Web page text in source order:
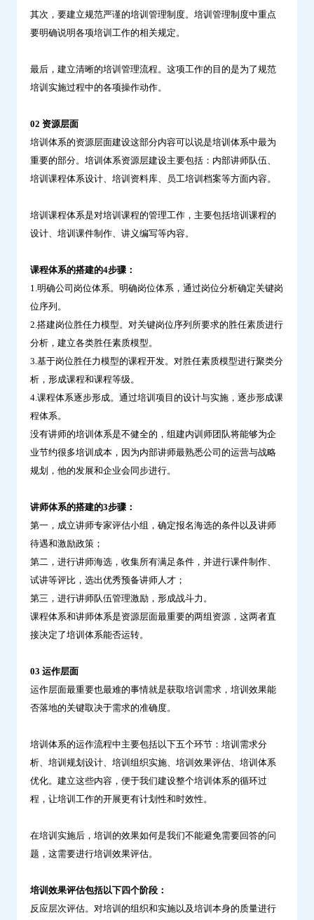
其次，要建立规范严谨的培训管理制度。培训管理制度中重点
要明确说明各项培训工作的相关规定。
最后，建立清晰的培训管理流程。这项工作的目的是为了规范
培训实施过程中的各项操作动作。
02 资源层面
培训体系的资源层面建设这部分内容可以说是培训体系中最为
重要的部分。培训体系资源层建设主要包括：内部讲师队伍、
培训课程体系设计、培训资料库、员工培训档案等方面内容。
培训课程体系是对培训课程的管理工作，主要包括培训课程的
设计、培训课件制作、讲义编写等内容。
课程体系的搭建的4步骤：
1.明确公司岗位体系。明确岗位体系，通过岗位分析确定关键岗
位序列。
2.搭建岗位胜任力模型。对关键岗位序列所要求的胜任素质进行
分析，建立各类胜任素质模型。
3.基于岗位胜任力模型的课程开发。对胜任素质模型进行聚类分
析，形成课程和课程等级。
4.课程体系逐步形成。通过培训项目的设计与实施，逐步形成课
程体系。
没有讲师的培训体系是不健全的，组建内训师团队将能够为企
业节约很多培训成本，因为内部讲师最熟悉公司的运营与战略
规划，他的发展和企业会同步进行。
讲师体系的搭建的3步骤：
第一，成立讲师专家评估小组，确定报名海选的条件以及讲师
待遇和激励政策；
第二，进行讲师海选，收集所有满足条件，并进行课件制作、
试讲等评比，选出优秀预备讲师人才；
第三，进行讲师队伍管理激励，形成战斗力。
课程体系和讲师体系是资源层面最重要的两组资源，这两者直
接决定了培训体系能否运转。
03 运作层面
运作层面最重要也最难的事情就是获取培训需求，培训效果能
否落地的关键取决于需求的准确度。
培训体系的运作流程中主要包括以下五个环节：培训需求分
析、培训规划设计、培训组织实施、培训效果评估、培训体系
优化。建立这些内容，便于我们建设整个培训体系的循环过
程，让培训工作的开展更有计划性和时效性。
在培训实施后，培训的效果如何是我们不能避免需要回答的问
题，这需要进行培训效果评估。
培训效果评估包括以下四个阶段：
反应层次评估。对培训的组织和实施以及培训本身的质量进行